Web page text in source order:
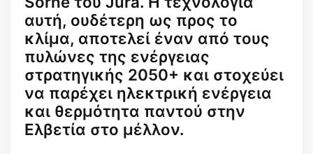
αυτή, ουδέτερη ως προς το
κλίμα, αποτελεί έναν από τους
πυλώνες της ενέργειας
στρατηγικής 2050+ και στοχεύει
να παρέχει ηλεκτρική ενέργεια
και θερμότητα παντού στην
Ελβετία στο μέλλον.